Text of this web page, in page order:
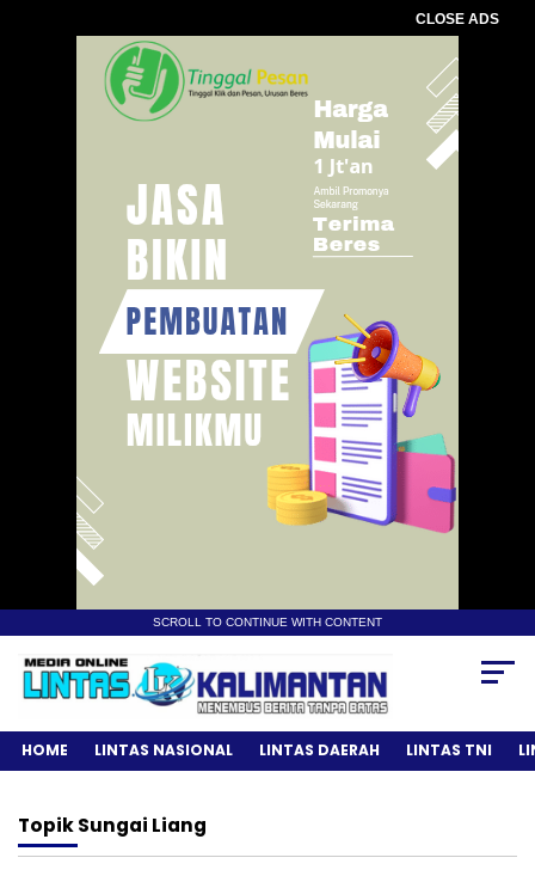
CLOSE ADS
SCROLL TO CONTINUE WITH CONTENT
HOME LINTAS NASIONAL LINTAS DAERAH LINTAS TNI
TopikSungai Liang